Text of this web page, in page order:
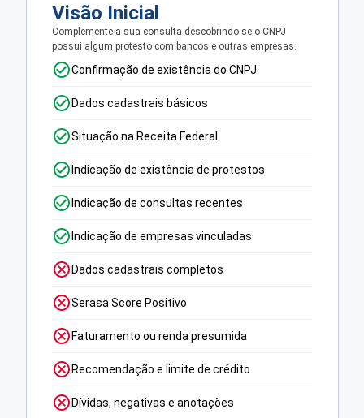
Visão Inicial
Complemente a sua consulta descobrindo se o CNPJ
possui algum protesto com bancos e outras empresas.
Confirmação de existência do CNPJ
Dados cadastrais básicos
Situação na Receita Federal
Indicação de existência de protestos
Indicação de consultas recentes
Indicação de empresas vinculadas
Dados cadastrais completos
Serasa Score Positivo
Faturamento ou renda presumida
Recomendação e limite de crédito
Dívidas, negativas e anotações